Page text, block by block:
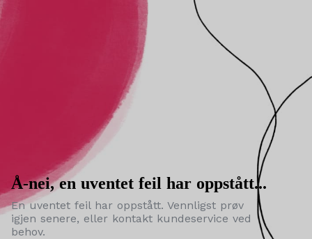
Å-nei, en uventet feil har oppstått...
En uventet feil har oppstått. Vennligst prøv
igjen senere, eller kontakt kundeservice ved
behov.